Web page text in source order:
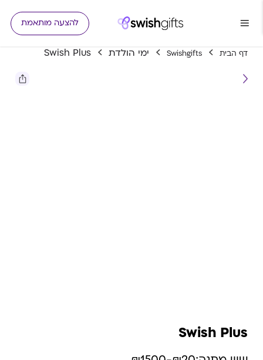
להצעה מותאמת
דף הבית Swishgifts ימי הולדת Swish Plus
Swish Plus